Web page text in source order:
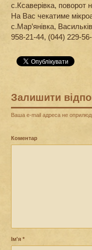
с.Ксаверівка, поворот
На Вас чекатиме
с.Мар’янівка,
958-21-44, (044) 229-
Залишити
Ваша e-mail адреса не
Коментар
Ім'я *